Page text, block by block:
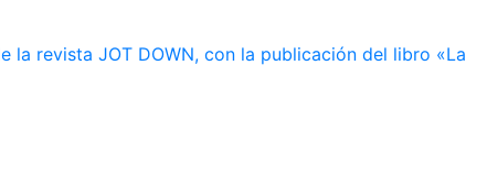
la revista JOT DOWN, con la publicación del libro «La